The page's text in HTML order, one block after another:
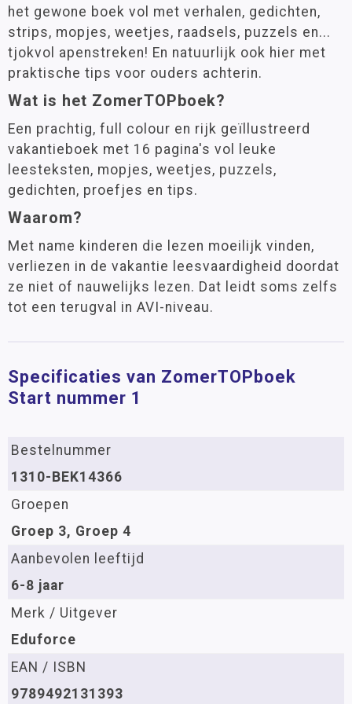
het gewone boek vol met verhalen, gedichten,
strips, mopjes, weetjes, raadsels, puzzels en...
tjokvol apenstreken! En natuurlijk ook hier met
praktische tips voor ouders achterin.
Wat is het ZomerTOPboek?
Een prachtig, full colour en rijk geïllustreerd
vakantieboek met 16 pagina's vol leuke
leesteksten, mopjes, weetjes, puzzels,
gedichten, proefjes en tips.
Waarom?
Met name kinderen die lezen moeilijk vinden,
verliezen in de vakantie leesvaardigheid doordat
ze niet of nauwelijks lezen. Dat leidt soms zelfs
tot een terugval in AVI-niveau.
Specificaties van ZomerTOPboek
Start nummer 1
Bestelnummer
1310-BEK14366
Groepen
Groep 3, Groep 4
Aanbevolen leeftijd
6-8 jaar
Merk / Uitgever
Eduforce
EAN / ISBN
9789492131393